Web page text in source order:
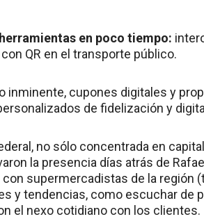
en poco tiempo:
QR en el transporte público.
inminente, cupones digitales y
de fidelización y
no sólo concentrada en
la presencia días atrás de
supermercadistas de la región
y tendencias, como escuchar de
el nexo cotidiano con los clientes.